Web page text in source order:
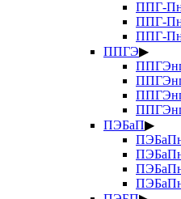
ППГ-
ППГ-
ППГ-
ППГЭ▶
ПЭБаП▶